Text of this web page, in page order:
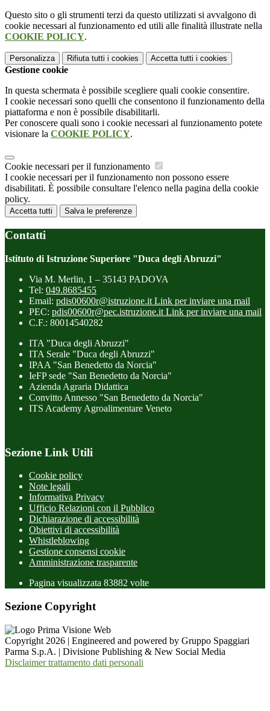
Questo sito o gli strumenti terzi da questo utilizzati si avvalgono di
cookie necessari al funzionamento ed utili alle finalità illustrate nella
COOKIE POLICY.
Personalizza Rifiuta tutti i cookies Accetta tutti i cookies
Gestione cookie
In questa schermata è possibile scegliere quali cookie consentire.
I cookie necessari sono quelli che consentono il funzionamento della
piattaforma e non è possibile disabilitarli.
Per conoscere quali sono i cookie necessari al funzionamento potete
visionare la COOKIE POLICY.
Cookie necessari per il funzionamento
I cookie necessari per il funzionamento non possono essere
disabilitati. È possibile consultare l'elenco nella pagina della cookie
policy.
Accetta tutti Salva le preferenze
Contatti
Istituto di Istruzione Superiore "Duca degli Abruzzi"
Via M. Merlin, 1 – 35143 PADOVA
Tel: 049.8685455
Email: pdis00600r@istruzione.it Link per inviare una mail
PEC: pdis00600r@pec.istruzione.it Link per inviare una mail
C.F.: 80014540282
ITA "Duca degli Abruzzi"
ITA Serale "Duca degli Abruzzi"
IPAA "San Benedetto da Norcia"
IeFP sede "San Benedetto da Norcia"
Azienda Agraria Didattica
Convitto Annesso "San Benedetto da Norcia"
ITS Academy Agroalimentare Veneto
Sezione Link Utili
Cookie policy
Note legali
Informativa Privacy
Ufficio Relazioni con il Pubblico
Dichiarazione di accessibilità
Obiettivi di accessibilità
Whistleblowing
Gestione consensi cookie
Amministrazione trasparente
Pagina visualizzata 83882 volte
Sezione Copyright
Copyright 2026 | Engineered and powered by Gruppo Spaggiari
Parma S.p.A. | Divisione Publishing & New Social Media
Disclaimer trattamento dati personali